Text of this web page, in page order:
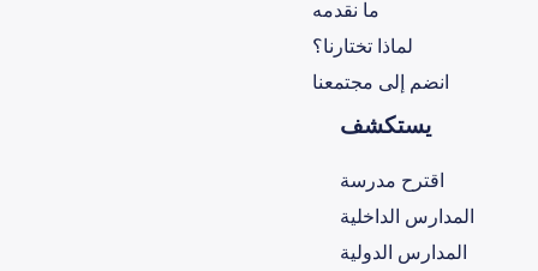
ما نقدمه
لماذا تختارنا؟
انضم إلى مجتمعنا
يستكشف
اقترح مدرسة
المدارس الداخلية
المدارس الدولية